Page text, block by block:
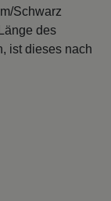
Schwarz
des
ist dieses nach